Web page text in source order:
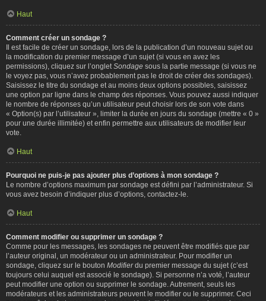
Haut
Comment créer un sondage ?
Il est facile de créer un sondage, lors de la publication d’un nouveau sujet ou
la modification du premier message d’un sujet (si vous en avez les
permissions), cliquez sur l’onglet Sondage sous la partie message (si vous ne
le voyez pas, vous n’avez probablement pas le droit de créer des sondages).
Saisissez le titre du sondage et au moins deux options possibles, saisissez
une option par ligne dans le champ des réponses. Vous pouvez aussi indiquer
le nombre de réponses qu’un utilisateur peut choisir lors de son vote dans
« Option(s) par l’utilisateur », limiter la durée en jours du sondage (mettre « 0 »
pour une durée illimitée) et enfin permettre aux utilisateurs de modifier leur
vote.
Haut
Pourquoi ne puis-je pas ajouter plus d’options à mon sondage ?
Le nombre d’options maximum par sondage est défini par l’administrateur. Si
vous avez besoin d’indiquer plus d’options, contactez-le.
Haut
Comment modifier ou supprimer un sondage ?
Comme pour les messages, les sondages ne peuvent être modifiés que par
l’auteur original, un modérateur ou un administrateur. Pour modifier un
sondage, cliquez sur le bouton Modifierdu premier message du sujet (c’est
toujours celui auquel est associé le sondage). Si personne n’a voté, l’auteur
peut modifier une option ou supprimer le sondage. Autrement, seuls les
modérateurs et les administrateurs peuvent le modifier ou le supprimer. Ceci